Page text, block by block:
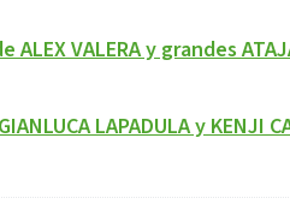
ALEX VALERA y grandes
LAPADULA y KENJI